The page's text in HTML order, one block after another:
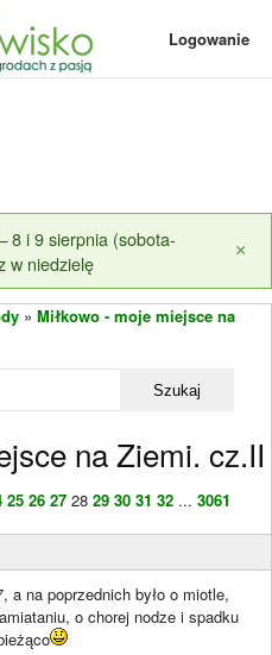
Logowanie
8 i 9 sierpnia (sobota-
w niedzielę
×
» Miłkowo - moje miejsce na
Szukaj
na Ziemi. cz.II
25 26 27 28 29 30 31 32 ... 3061
a na poprzednich było o miotle,
o chorej nodze i spadku